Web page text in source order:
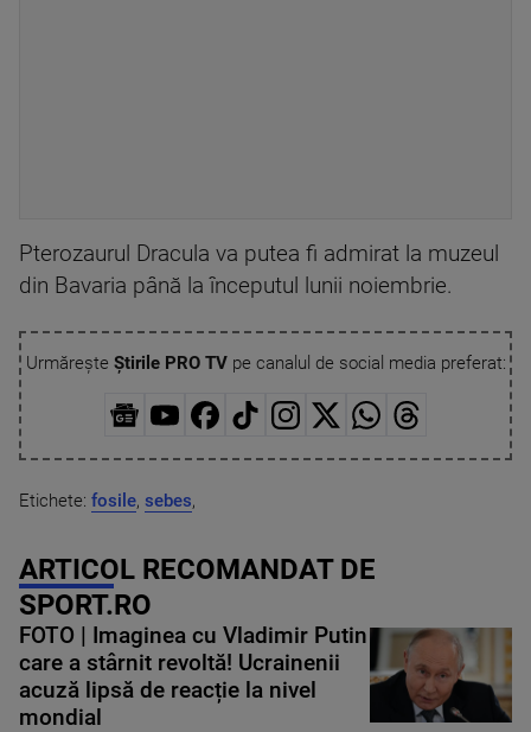
Pterozaurul Dracula va putea fi admirat la muzeul
din Bavaria până la începutul lunii noiembrie.
Urmărește Știrile PRO TVpe canalul de social media preferat:
Etichete: fosile, sebes,
ARTICOL RECOMANDAT DE
SPORT.RO
FOTO | Imaginea cu Vladimir Putin
care a stârnit revoltă! Ucrainenii
acuză lipsă de reacție la nivel
mondial